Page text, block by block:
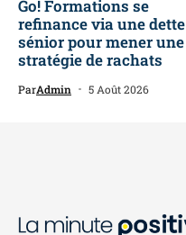
Go! Formations se
refinance via une dette
sénior pour mener une
stratégie de rachats
ParAdmin 5 Août 2026